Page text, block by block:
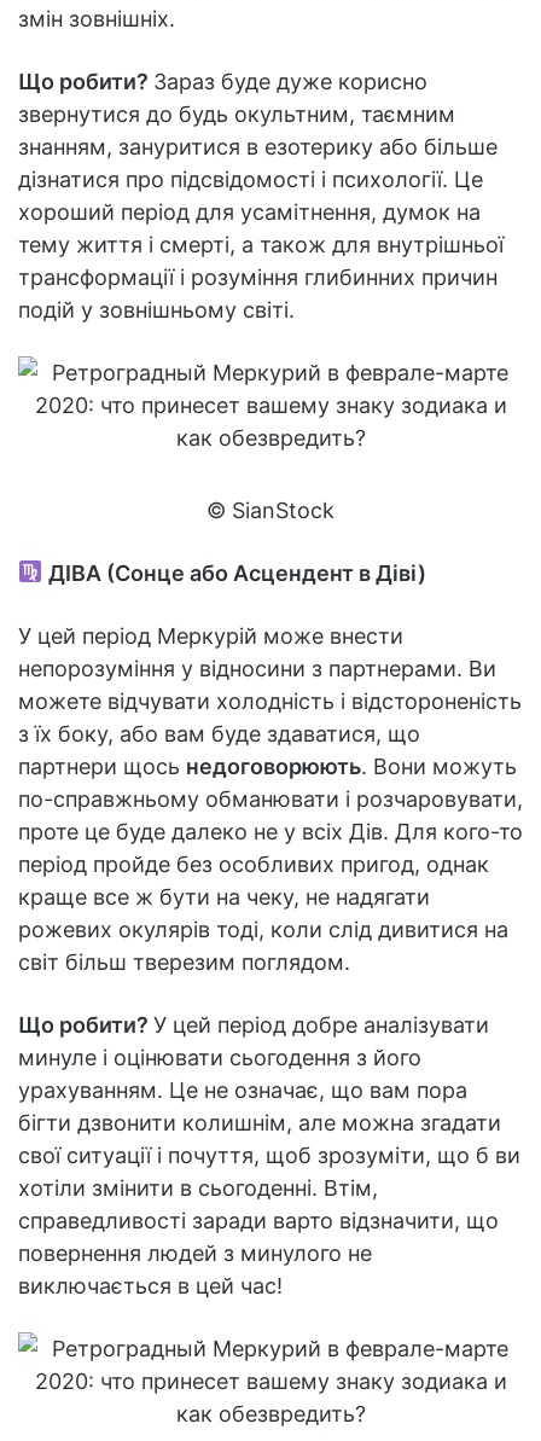
змін зовнішніх.
Що робити? Зараз буде дуже корисно
звернутися до будь окультним, таємним
знанням, зануритися в езотерику або більше
дізнатися про підсвідомості і психології. Це
хороший період для усамітнення, думок на
тему життя і смерті, а також для внутрішньої
трансформації і розуміння глибинних причин
подій у зовнішньому світі.
© SianStock
ДІВА (Сонце або Асцендент в Діві)
У цей період Меркурій може внести
непорозуміння у відносини з партнерами. Ви
можете відчувати холодність і відстороненість
з їх боку, або вам буде здаватися, що
партнери щось недоговорюють. Вони можуть
по-справжньому обманювати і розчаровувати,
проте це буде далеко не у всіх Дів. Для кого-то
період пройде без особливих пригод, однак
краще все ж бути на чеку, не надягати
рожевих окулярів тоді, коли слід дивитися на
світ більш тверезим поглядом.
Що робити? У цей період добре аналізувати
минуле і оцінювати сьогодення з його
урахуванням. Це не означає, що вам пора
бігти дзвонити колишнім, але можна згадати
свої ситуації і почуття, щоб зрозуміти, що б ви
хотіли змінити в сьогоденні. Втім,
справедливості заради варто відзначити, що
повернення людей з минулого не
виключається в цей час!